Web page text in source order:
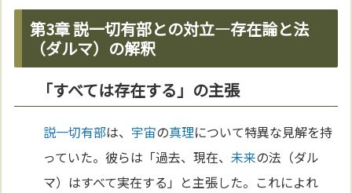
第3章 説一切有部との対立―存在論と法
（ダルマ）の解釈
「すべては存在する」の主張
説一切有部は、 宇宙の真理について特異な見解を持
っていた。彼らは「過去、現在、未来の法（ダル
マ）はすべて実在する」と主張した。これによれ